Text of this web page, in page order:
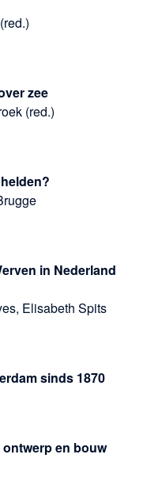
zee
(red.)
in Nederland
Elisabeth Spits
sinds 1870
ontwerp en bouw